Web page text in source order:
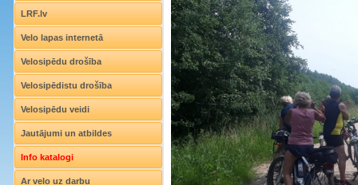
LRF.lv
Velo lapas internetā
Velosipēdu drošība
Velosipēdistu drošība
Velosipēdu veidi
Jautājumi un atbildes
Info katalogi
Ar velo uz darbu